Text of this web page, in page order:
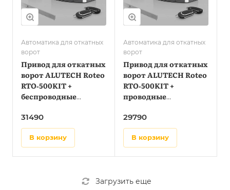
Автоматика для откатных
ворот
Привод для откатных
ворот ALUTECH Roteo
RTO‑500KIT +
беспроводные
+ рейка ROA8 (5 шт.)
31490
в корзину
Автоматика для откатных
ворот
Привод для откатных
ворот ALUTECH Roteo
RTO‑500KIT +
проводные
рейка ROA8 (5 шт.)
29790
в корзину
Загрузить еще